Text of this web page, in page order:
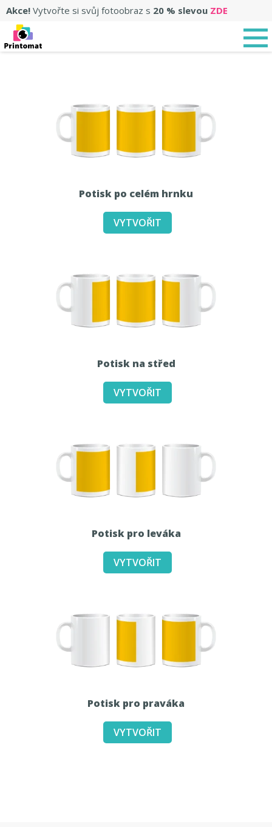
Akce! Vytvořte si svůj fotoobraz s 20 % slevou ZDE
Potisk po celém hrnku
Potisk na střed
Potisk pro leváka
Potisk pro praváka